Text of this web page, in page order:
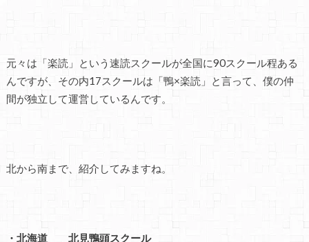
元々は「楽読」という速読スクールが全国に90スクール程ある
んですが、その内17スクールは「鴨×楽読」と言って、僕の仲
間が独立して運営しているんです。
北から南まで、紹介してみますね。
・北海道 北見鴨頭スクール